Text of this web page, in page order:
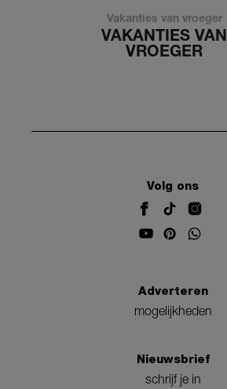
Vakanties van vroeger
VAKANTIES VAN
VROEGER
Volg ons
Adverteren
mogelijkheden
Nieuwsbrief
schrijf je in